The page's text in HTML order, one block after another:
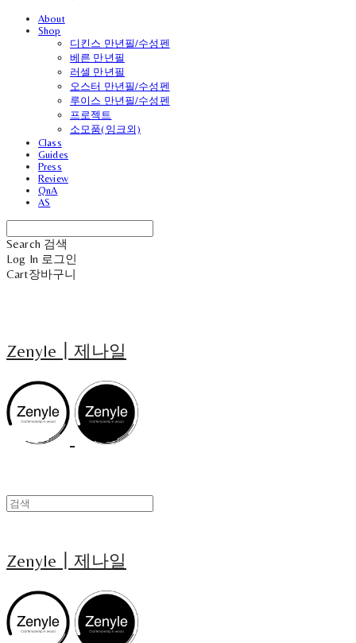
About
Shop
디킨스 만년필/수성펜
베른 만년필
러셀 만년필
오스터 만년필/수성펜
루이스 만년필/수성펜
프로젝트
소모품(잉크외)
Class
Guides
Press
Review
QnA
AS
Search 검색
Log In 로그인
Cart장바구니
Zenyle┃제나일
Zenyle┃제나일